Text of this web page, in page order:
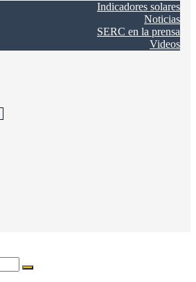
Indicadores solares
Noticias
SERC en la prensa
Videos